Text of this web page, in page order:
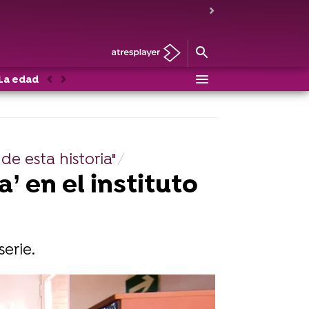
edad de la ira
AnteriorSiguiente
esta historia"
en el instituto